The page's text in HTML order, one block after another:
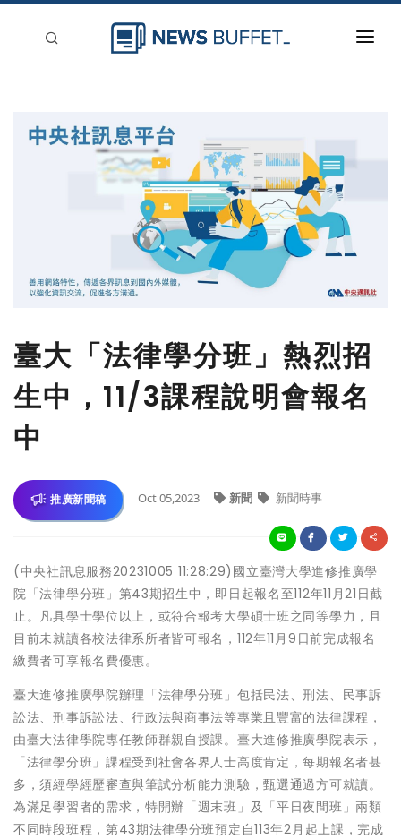
臺大「法律學分班」熱烈招
生中，11/3課程說明會報名
中
推廣新聞稿 Oct 05,2023 新聞 新聞時事
(中央社訊息服務20231005 11:28:29)國立臺灣大學進修推廣學
院「法律學分班」第43期招生中，即日起報名至112年11月21日截
止。凡具學士學位以上，或符合報考大學碩士班之同等學力，且
目前未就讀各校法律系所者皆可報名，112年11月9日前完成報名
繳費者可享報名費優惠。
臺大進修推廣學院辦理「法律學分班」包括民法、刑法、民事訴
訟法、刑事訴訟法、行政法與商事法等專業且豐富的法律課程，
由臺大法律學院專任教師群親自授課。臺大進修推廣學院表示，
「法律學分班」課程受到社會各界人士高度肯定，每期報名者甚
多，須經學經歷審查與筆試分析能力測驗，甄選通過方可就讀。
為滿足學習者的需求，特開辦「週末班」及「平日夜間班」兩類
不同時段班程，第43期法律學分班預定自113年2月起上課，完成